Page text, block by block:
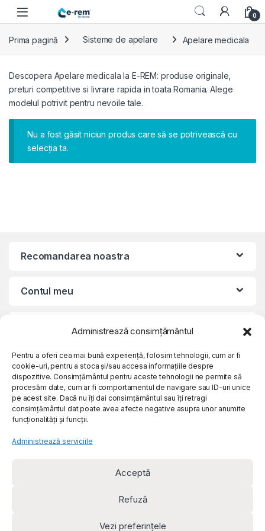
Administrează consimțământul
Pentru a oferi cea mai bună experiență, folosim tehnologii, cum ar fi
cookie-uri, pentru a stoca și/sau accesa informațiile despre
dispozitive. Consimțământul pentru aceste tehnologii ne permite să
procesăm date, cum ar fi comportamentul de navigare sau ID-uri unice
pe acest site. Dacă nu îți dai consimțământul sau îți retragi
consimțământul dat poate avea afecte negative asupra unor anumite
funcționalități și funcții.
Administrează serviciile
Acceptă
Refuză
Vezi preferințele
Skip to navigation
Skip to content
0
Prima pagină Sisteme de apelare Apelare medicala
Descopera Apelare medicala la E-REM: produse originale,
preturi competitive si livrare rapida in toata Romania. Alege
modelul potrivit pentru nevoile tale.
Nu a fost găsit niciun produs care să se potrivească cu
selecția ta.
Recomandarea noastra
Contul meu
Suport clienti
Despre noi
© e-rem.ro - Toate drepturile rezervate Rem Visual Media SRL